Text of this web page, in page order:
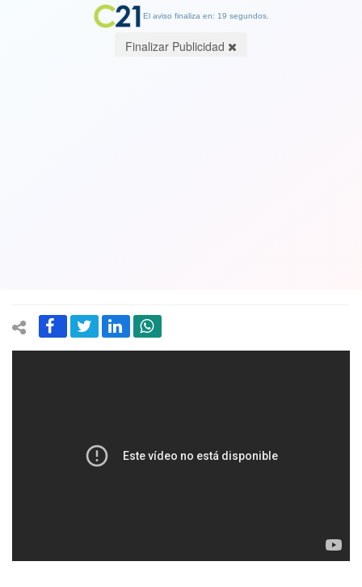
El aviso finaliza en: 19 segundos.
Finalizar Publicidad